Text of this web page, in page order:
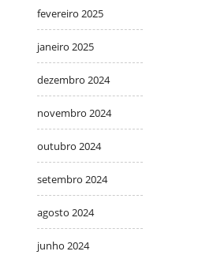
fevereiro 2025
janeiro 2025
dezembro 2024
novembro 2024
outubro 2024
setembro 2024
agosto 2024
junho 2024